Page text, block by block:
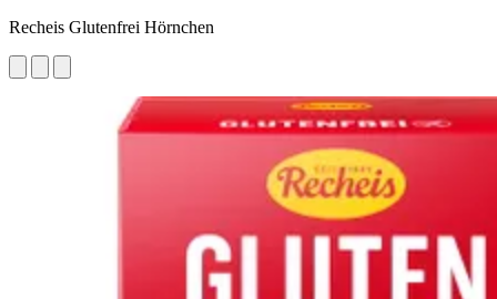
Recheis Glutenfrei Hörnchen